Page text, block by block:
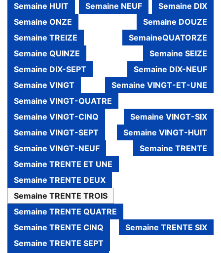
Semaine HUIT
Semaine NEUF
Semaine DIX
Semaine ONZE
Semaine DOUZE
Semaine TREIZE
SemaineQUATORZE
Semaine QUINZE
Semaine SEIZE
Semaine DIX-SEPT
Semaine DIX-NEUF
Semaine VINGT
Semaine VINGT-ET-UNE
Semaine VINGT-QUATRE
Semaine VINGT-CINQ
Semaine VINGT-SIX
Semaine VINGT-SEPT
Semaine VINGT-HUIT
Semaine VINGT-NEUF
Semaine TRENTE
Semaine TRENTE ET UNE
Semaine TRENTE DEUX
Semaine TRENTE TROIS
Semaine TRENTE QUATRE
Semaine TRENTE CINQ
Semaine TRENTE SIX
Semaine TRENTE SEPT